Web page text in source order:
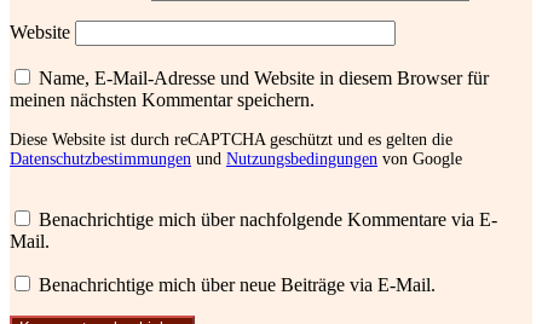
Website
Name, E-Mail-Adresse und Website in diesem Browser für
meinen nächsten Kommentar speichern.
Diese Website ist durch reCAPTCHA geschützt und es gelten die
Datenschutzbestimmungen und Nutzungsbedingungen von Google
Benachrichtige mich über nachfolgende Kommentare via E-
Mail.
Benachrichtige mich über neue Beiträge via E-Mail.